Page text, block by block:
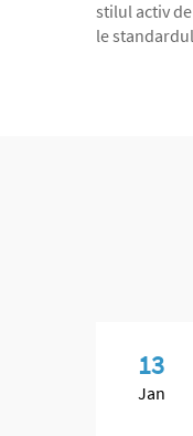
stilul activ
le
13
Jan